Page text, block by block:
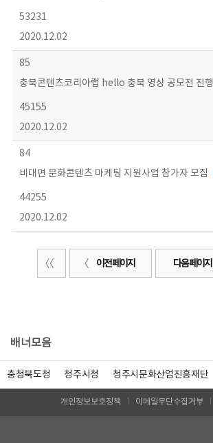
53231
2020.12.02
85
충북콘텐츠코리아랩 hello 충북 영상 공모전 진행
45155
2020.12.02
84
비대면 문화콘텐츠 마케팅 지원사업 참가자 모집
44255
2020.12.02
이전 페이지 다음 페이지
배너모음
충청북도청 청주시청 청주시문화산업진흥재단
개인정보보호정책 이메일무단수집거부